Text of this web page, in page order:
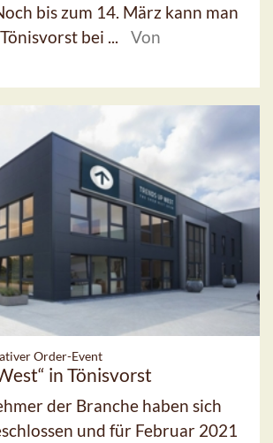
bis zum 14. März kann man
bei ...
Von
Order-Event
in Tönisvorst
der Branche haben sich
und für Februar 2021